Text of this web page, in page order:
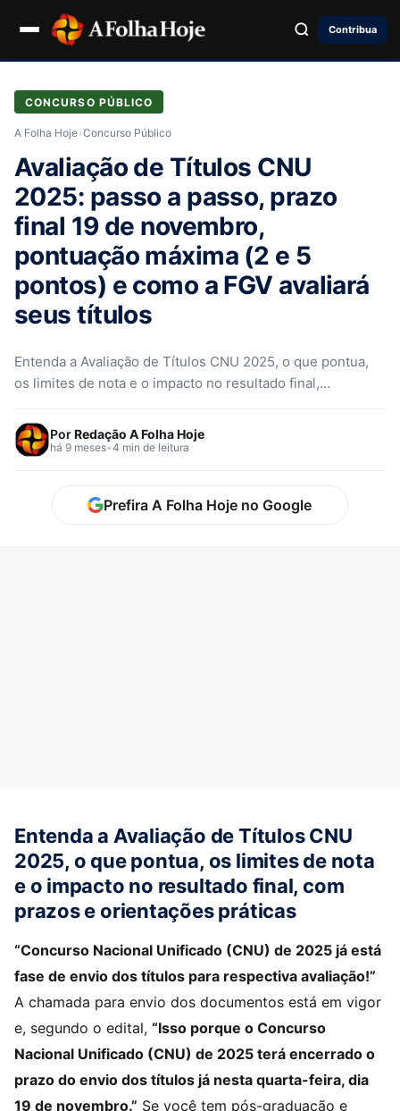
Contribua
CONCURSO PÚBLICO
A Folha Hoje›Concurso Público
Avaliação de Títulos CNU
2025: passo a passo, prazo
final 19 de novembro,
pontuação máxima (2 e 5
pontos) e como a FGV avaliará
seus títulos
Entenda a Avaliação de Títulos CNU 2025, o que pontua,
os limites de nota e o impacto no resultado final,…
PorRedação A Folha Hoje
há 9 meses•4 min de leitura
Prefira A Folha Hoje no Google
Entenda a Avaliação de Títulos CNU
2025, o que pontua, os limites de nota
e o impacto no resultado final, com
prazos e orientações práticas
“Concurso Nacional Unificado (CNU) de 2025 já está
fase de envio dos títulos para respectiva avaliação!”
A chamada para envio dos documentos está em vigor
e, segundo o edital, “Isso porque o Concurso
Nacional Unificado (CNU) de 2025 terá encerrado o
prazo do envio dos títulos já nesta quarta-feira, dia
19 de novembro.” Se você tem pós-graduação e